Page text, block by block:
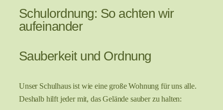
Schulordnung: So achten wir
aufeinander
Sauberkeit und Ordnung
Unser Schulhaus ist wie eine große Wohnung für uns alle.
Deshalb hilft jeder mit, das Gelände sauber zu halten: